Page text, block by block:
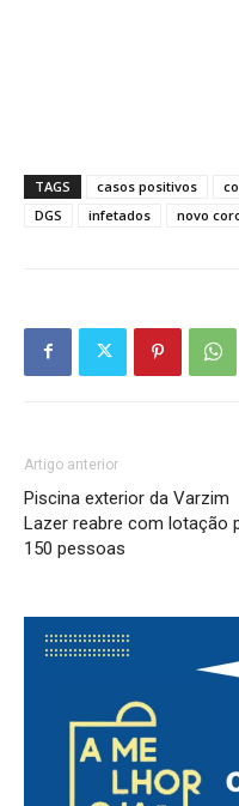
TAGS casos positivos
DGS
infetados novo
Artigo anterior
Piscina exterior da Varzim
Lazer reabre com lotação
150 pessoas